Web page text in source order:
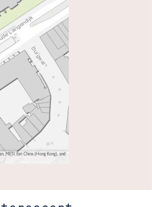
METI, Esri China (Hong Kong), and